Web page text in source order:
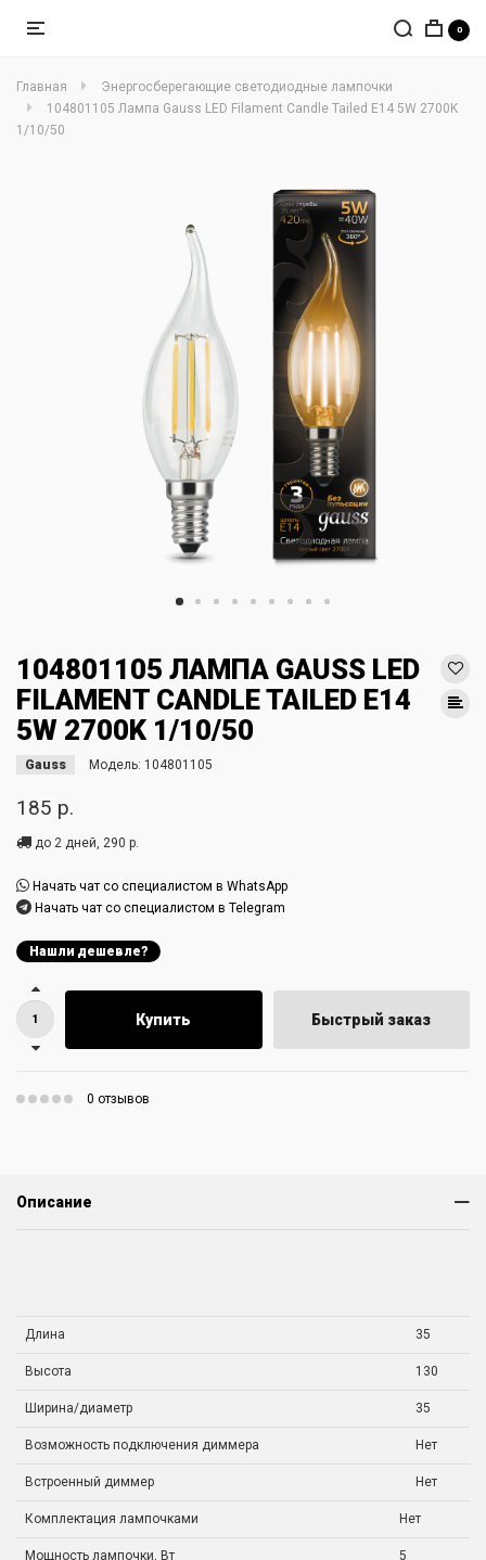
0
Главная
Энергосберегающие светодиодные лампочки
104801105 Лампа Gauss LED Filament Candle Tailed E14 5W 2700K
1/10/50
104801105 ЛАМПА GAUSS LED
FILAMENT CANDLE TAILED E14
5W 2700K 1/10/50
Gauss Модель: 104801105
185 р.
до 2 дней, 290 р.
Начать чат со специалистом в WhatsApp
Начать чат со специалистом в Telegram
Нашли дешевле?
Купить Быстрый заказ
0 отзывов
Описание
Длина 35
Высота 130
Ширина/диаметр 35
Возможность подключения диммера Нет
Встроенный диммер Нет
Комплектация лампочками Нет
Мощность лампочки, Вт 5